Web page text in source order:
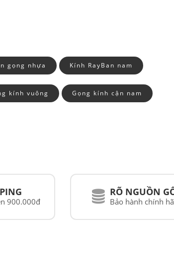
gọng nhựa Kính RayBan nam
kính vuông Gọng kính cận nam
900.000đ
RÕ NGUỒN
Bảo hành chính